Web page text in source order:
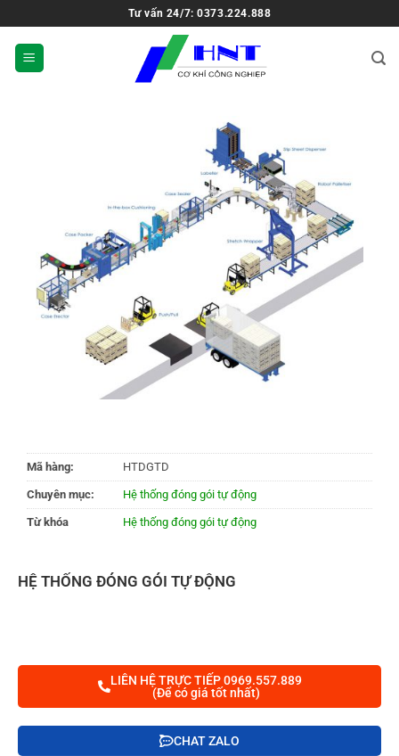
Tư vấn 24/7: 0373.224.888
Mã hàng: HTDGTD
Chuyên mục: Hệ thống đóng gói tự động
Từ khóa Hệ thống đóng gói tự động
HỆ THỐNG ĐÓNG GÓI TỰ ĐỘNG
LIÊN HỆ TRỰC TIẾP 0969.557.889
(Để có giá tốt nhất)
CHAT ZALO